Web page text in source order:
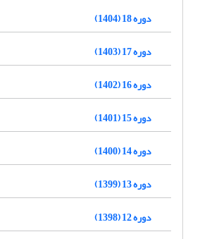
دوره 18 (1404)
دوره 17 (1403)
دوره 16 (1402)
دوره 15 (1401)
دوره 14 (1400)
دوره 13 (1399)
دوره 12 (1398)